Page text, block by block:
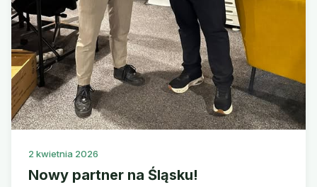
2 kwietnia 2026
Nowy partner na Śląsku!